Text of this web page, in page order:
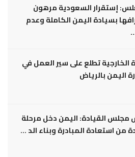
إستقرار السعودية مرهون
بسيادة اليمن الكاملة وعدم
الخارجية تطلع على سير العمل في
اليمن بالرياض
مجلس القيادة: اليمن دخل مرحلة
من استعادة المبادرة وبناء الد ...